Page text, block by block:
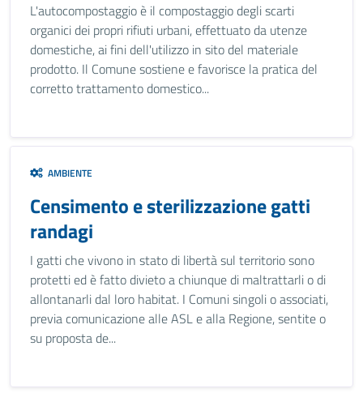
L'autocompostaggio è il compostaggio degli scarti
organici dei propri rifiuti urbani, effettuato da utenze
domestiche, ai fini dell'utilizzo in sito del materiale
prodotto. Il Comune sostiene e favorisce la pratica del
corretto trattamento domestico...
AMBIENTE
Censimento e sterilizzazione gatti
randagi
I gatti che vivono in stato di libertà sul territorio sono
protetti ed è fatto divieto a chiunque di maltrattarli o di
allontanarli dal loro habitat. I Comuni singoli o associati,
previa comunicazione alle ASL e alla Regione, sentite o
su proposta de...